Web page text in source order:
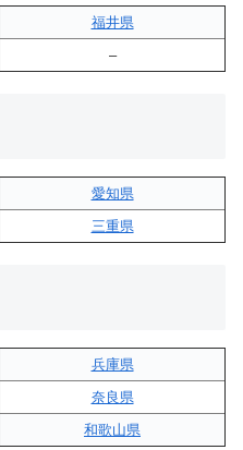
福井県
–
愛知県
三重県
兵庫県
奈良県
和歌山県